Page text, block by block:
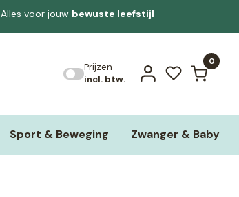
Alles voor jouw bewuste leefstijl
Prijzen
incl. btw.
0
Sport & Beweging Zwanger & Baby
Bekijk alle resultaten